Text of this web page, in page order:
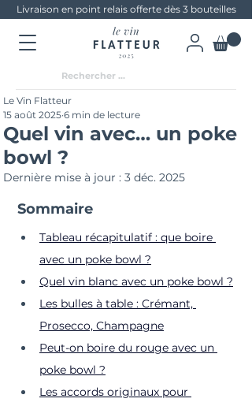
Livraison en point relais offerte dès 3 bouteilles
Quel vin avec… un poke
bowl ?
Le Vin Flatteur
15 août 2025 6 min de lecture
Dernière mise à jour : 3 déc. 2025
Sommaire
Tableau récapitulatif : que boire
avec un poke bowl ?
Quel vin blanc avec un poke bowl ?
Les bulles à table : Crémant,
Prosecco, Champagne
Peut-on boire du rouge avec un
poke bowl ?
Les accords originaux pour